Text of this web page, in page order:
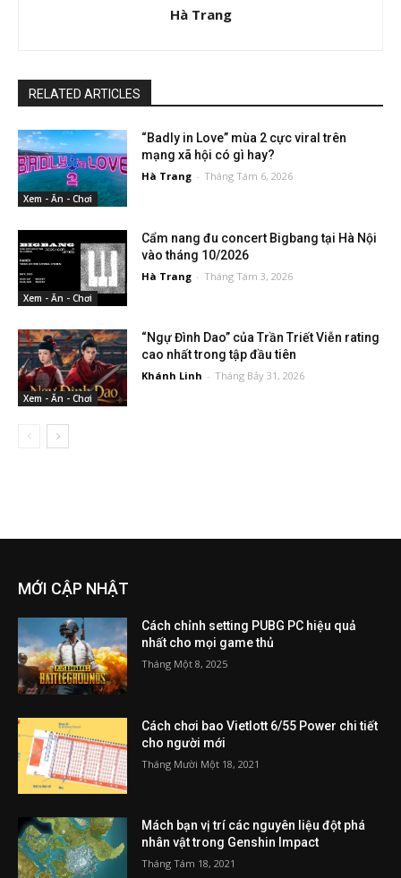
Hà Trang
RELATED ARTICLES
Xem - Ăn - Chơi
“Badly in Love” mùa 2 cực viral trên
mạng xã hội có gì hay?
Hà Trang - Tháng Tám 6, 2026
Xem - Ăn - Chơi
Cẩm nang đu concert Bigbang tại Hà Nội
vào tháng 10/2026
Hà Trang - Tháng Tám 3, 2026
Xem - Ăn - Chơi
“Ngự Đình Dao” của Trần Triết Viễn rating
cao nhất trong tập đầu tiên
Khánh Linh - Tháng Bảy 31, 2026
MỚI CẬP NHẬT
Cách chỉnh setting PUBG PC hiệu quả
nhất cho mọi game thủ
Tháng Một 8, 2025
Cách chơi bao Vietlott 6/55 Power chi tiết
cho người mới
Tháng Mười Một 18, 2021
Mách bạn vị trí các nguyên liệu đột phá
nhân vật trong Genshin Impact
Tháng Tám 18, 2021